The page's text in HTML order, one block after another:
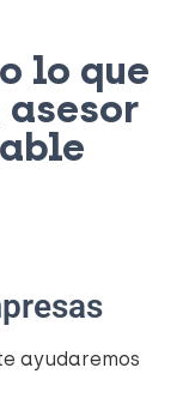
lo que
ayudaremos